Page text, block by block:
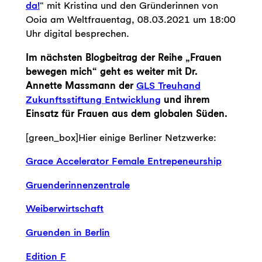
da!“ mit Kristina und den Gründerinnen von
Ooia am Weltfrauentag, 08.03.2021 um 18:00
Uhr digital besprechen.
Im nächsten Blogbeitrag der Reihe „Frauen
bewegen mich“ geht es weiter mit Dr.
Annette Massmann der GLS Treuhand
Zukunftsstiftung Entwicklung und ihrem
Einsatz für Frauen aus dem globalen Süden.
[green_box]Hier einige Berliner Netzwerke:
Grace Accelerator Female Entrepeneurship
Gruenderinnenzentrale
Weiberwirtschaft
Gruenden in Berlin
Edition F